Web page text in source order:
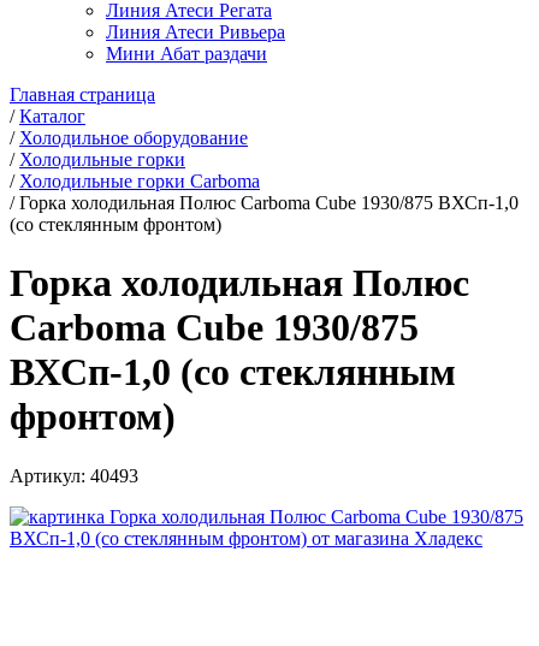
Линия Атеси Регата
Линия Атеси Ривьера
Мини Абат раздачи
Главная страница
/Каталог
/ Холодильное оборудование
/ Холодильные горки
/ Холодильные горки Carboma
/Горка холодильная Полюс Carboma Cube 1930/875 ВХСп-1,0
(со стеклянным фронтом)
Горка холодильная Полюс
Carboma Cube 1930/875
ВХСп-1,0 (со стеклянным
фронтом)
Артикул: 40493